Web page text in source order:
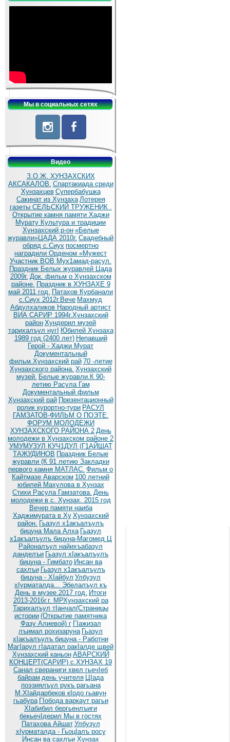
Мы в социальных сетях
Видео
З.О.Ж. ХУНЗАХСКИХ
АКСАКАЛОВ. Спартакиада среди
Хунзахцев Супербабушка
Сакинат из Хунзаха Лотерея
газеты СЕЛЬСКИЙ ТРУЖЕНИК .
Открытие камня памяти Хаджи
Мурату Культура и традиции
Хунзахский р-он «Белые
журавли»ЦАДА 2010г. Cвадебный
обряд c.Сиух посмертно
наградили Орденом «Мужест
Участник ВОВ Мух1амад-расул.
Праздник Белых журавлей Цада
2009г. Док. фильм о Хунзахском
районе. Праздник в ХУНЗАХЕ 9
май 2011 год. Патахов Курбанали
с.Сиух 2012г.Вече Махмуд
Абдулхаликов Народный артист
ВИА САРИР 1994г.Хунзахский
район Хундерил музей
тарихалъул нугI Юбилей Хунзаха
1989 год (2400 лет) Непавший
Герой - Хаджи Мурат
Документальный
фильм.Хунзахский рай 70 -летие
Хунзахского района. Хунзахский
музей. Белые журавли.К 90-
летию Расула Гам
Документальный фильм
Хунзахский рай Презентационный
ролик курортно-тури РАСУЛ
ГАМЗАТОВ-ФИЛЬМ О ПОЭТЕ.
ФОРУМ МОЛОДЕЖИ
ХУНЗАХСКОГО РАЙОНА 2 День
молодежи в Хунзахском районе 2
УМУМУЗУЛ КУЧ1ДУЛ (Г1АЙШАТ
ТАЖУДИНОВ Праздник Белые
журавли (К 91 летию Закладки
первого камня МАТЛАС. Фильм о
Кайтмазе Аварском 100 летний
юбилей Махулова в Хунзах
Стихи Расула Гамзатова. День
молодежи в с. Хунзах. 2015 год
Вечер памяти наиба
Хаджимурата в Ху Хунзахский
район. Гьазул х1акъалъулъ
бицуна Мала Алха Гьазул
х1акъалъулъ бицуна-Магомед Ц
Районалъул найихъабазул
данделъи Гьазул хIакъалъулъ
бицуна - Гимбато Инсан ва
сахлъи Гьазул х1акъалъулъ
бицуна - ХIайбул Улбузул
хIурматалда... Эбелалъул къ
День в музее.2017 год. Итоги
2013-2016г.г. МРХунзахский ра
Тарихалъул тIанчал(Страницы
истории (Открытие памятника
Фазу Алиевой) г ГIажизал
лъимал рохизаруна Гьазул
хIакъалъулъ бицуна - Работни
МагIарул гIадатал ракIалде щвей
Хунзахский каньон АВАРСКИЙ
КОНЦЕРТ(САРИР) с.ХУНЗАХ 19
Санал свераниги хвел гьечIеб
байрам день учителя ЦIада
поэзиялъул рукъ рагьана
М.ХIайдарбеков кIодо гьавун
гьабура ГIобода варкаут рагьи
ХIабибил бергьенлъиги
бекьечIдерил Мы в гостях
Патахова Айшат Улбузул
хIурматалда - ГьоцIалъ росу
Инсан ва сахлъи Хунзах